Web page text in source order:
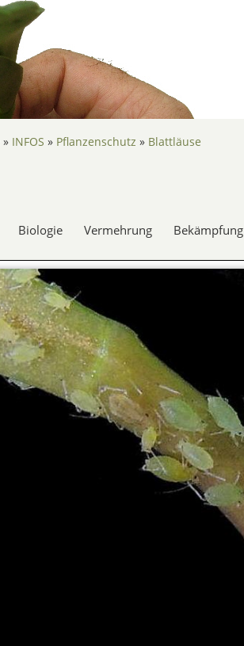
» INFOS » Pflanzenschutz » Blattläuse
Biologie Vermehrung Bekämpfung